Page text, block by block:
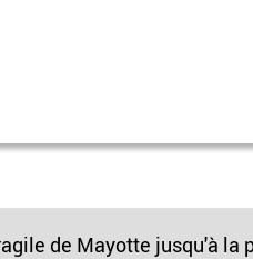
de Mayotte jusqu'à la